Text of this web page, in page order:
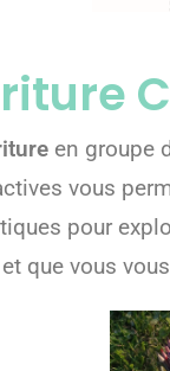
en groupe
vous
pour
que vous